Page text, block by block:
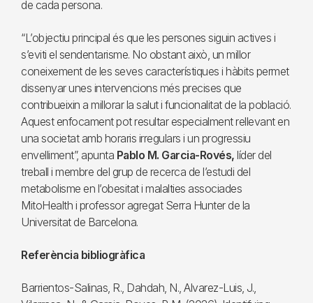
de cada persona.
“L’objectiu principal és que les persones siguin actives i
s’eviti el sendentarisme. No obstant això, un millor
coneixement de les seves característiques i hàbits permet
dissenyar unes intervencions més precises que
contribueixin a millorar la salut i funcionalitat de la població.
Aquest enfocament pot resultar especialment rellevant en
una societat amb horaris irregulars i un progressiu
envelliment”, apunta Pablo M. Garcia-Rovés, líder del
treball i membre del grup de recerca de l’estudi del
metabolisme en l’obesitat i malalties associades
MitoHealth i professor agregat Serra Hunter de la
Universitat de Barcelona.
Referència bibliogràfica
Barrientos-Salinas, R., Dahdah, N., Alvarez-Luis, J.,